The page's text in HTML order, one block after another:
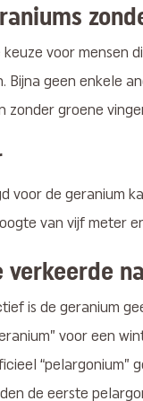
keuze voor mensen
Bijna geen enkele
zonder groene
voor de geranium
van vijf meter
verkeerde
is de geranium
voor een
“pelargonium”
de eerste